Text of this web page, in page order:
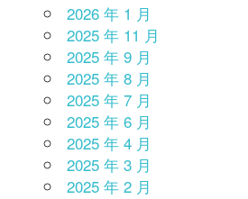
2026 年 1 月
2025 年 11 月
2025 年 9 月
2025 年 8 月
2025 年 7 月
2025 年 6 月
2025 年 4 月
2025 年 3 月
2025 年 2 月